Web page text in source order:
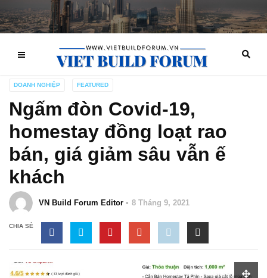
DOANH NGHIỆP FEATURED
Ngấm đòn Covid-19,
homestay đồng loạt rao
bán, giá giảm sâu vẫn ế
khách
VN Build Forum Editor 8 Tháng 9, 2021
CHIA SẺ